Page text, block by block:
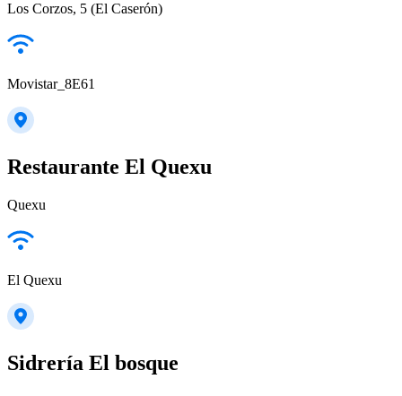
Los Corzos, 5 (El Caserón)
Movistar_8E61
Restaurante El Quexu
Quexu
El Quexu
Sidrería El bosque